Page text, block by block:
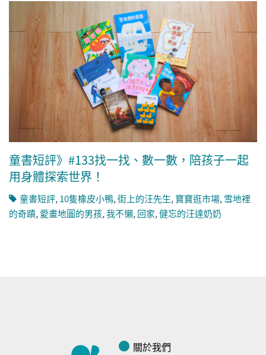
童書短評》#133找一找、數一數，陪孩子一起
用身體探索世界！
童書短評,10隻橡皮小鴨,街上的汪先生,寶寶逛市場,雪地裡
的奇蹟,愛畫地圖的男孩,我不懶,回家,健忘的汪達奶奶
關於我們